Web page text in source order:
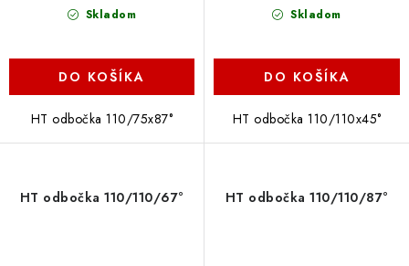
Skladom
DO KOŠÍKA
HT odbočka 110/75x87°
Skladom
DO KOŠÍKA
HT odbočka 110/110x45°
HT odbočka 110/110/67° HT odbočka 110/110/87°